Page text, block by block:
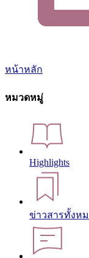
หน้าหลัก
หมวดหมู่
Highlights
ข่าวสารทั้งห